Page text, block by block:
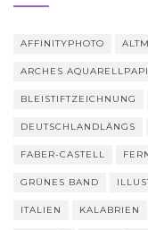
AFFINITYPHOTO
ARCHES
BLEISTIFTZEICHNUNG
DEUTSCHLANDLÄNGS
FABER-CASTELL
GRÜNES BAND
ITALIEN KALABRIEN